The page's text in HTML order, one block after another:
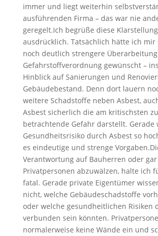
immer und liegt weiterhin
ausführenden Firma – das war nie
geregelt.Ich begrüße diese Klarstellung
ausdrücklich. Tatsächlich hätte ich mir
noch deutlich strengere
Gefahrstoffverordnung gewünscht –
Hinblick auf Sanierungen und
Gebäudebestand. Denn dort lauern
weitere Schadstoffe neben Asbest,
Asbest sicherlich die am kritischsten zu
betrachtende Gefahr darstellt. Gerade
Gesundheitsrisiko durch Asbest so
es eindeutige und strenge
Verantwortung auf Bauherren oder
Privatpersonen abzuwälzen, halte ich
fatal. Gerade private Eigentümer
nicht, welche Gebäudeschadstoffe
oder welche gesundheitlichen Risiken
verbunden sein könnten.
normalerweise keine Wände ein und